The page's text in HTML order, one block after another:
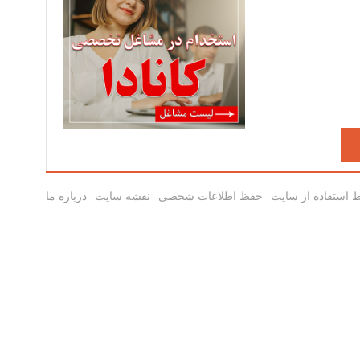
درباره ما نقشه سایت حفظ اطلاعات شخصی استفاده از سایت